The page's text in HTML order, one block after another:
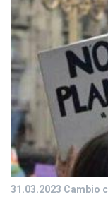
31.03.2023 Cambio